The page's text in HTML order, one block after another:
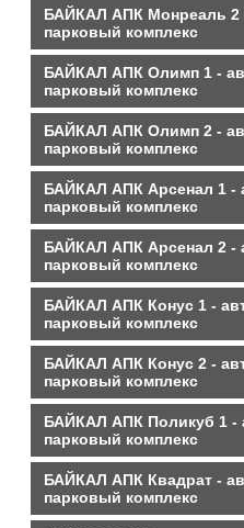
БАЙКАЛ АПК Монреаль 2
парковый комплекс
БАЙКАЛ АПК Олимп 1 -
парковый комплекс
БАЙКАЛ АПК Олимп 2 -
парковый комплекс
БАЙКАЛ АПК Арсенал 1 -
парковый комплекс
БАЙКАЛ АПК Арсенал 2 -
парковый комплекс
БАЙКАЛ АПК Конус 1 -
парковый комплекс
БАЙКАЛ АПК Конус 2 -
парковый комплекс
БАЙКАЛ АПК Поликуб 1 -
парковый комплекс
БАЙКАЛ АПК Квадрат -
парковый комплекс